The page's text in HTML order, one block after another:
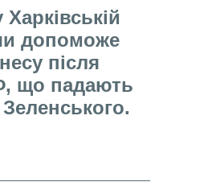
Харківській
допоможе
після
що падають